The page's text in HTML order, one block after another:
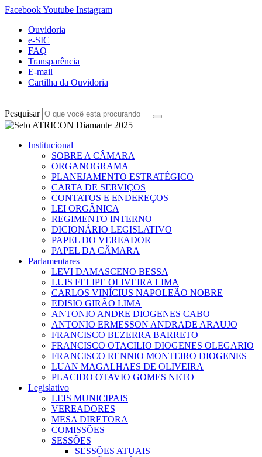
FacebookYoutube Instagram
Ouvidoria
e-SIC
FAQ
Transparência
E-mail
Cartilha da Ouvidoria
Pesquisar
Institucional
SOBRE A CÂMARA
ORGANOGRAMA
PLANEJAMENTO ESTRATÉGICO
CARTA DE SERVIÇOS
CONTATOS E ENDEREÇOS
LEI ORGÂNICA
REGIMENTO INTERNO
DICIONÁRIO LEGISLATIVO
PAPEL DO VEREADOR
PAPEL DA CÂMARA
Parlamentares
LEVI DAMASCENO BESSA
LUIS FELIPE OLIVEIRA LIMA
CARLOS VINÍCIUS NAPOLEÃO NOBRE
EDISIO GIRÃO LIMA
ANTONIO ANDRE DIOGENES CABO
ANTONIO ERMESSON ANDRADE ARAUJO
FRANCISCO BEZERRA BARRETO
FRANCISCO OTACILIO DIOGENES OLEGARIO
FRANCISCO RENNIO MONTEIRO DIOGENES
LUAN MAGALHAES DE OLIVEIRA
PLACIDO OTAVIO GOMES NETO
Legislativo
LEIS MUNICIPAIS
VEREADORES
MESA DIRETORA
COMISSÕES
SESSÕES
SESSÕES ATUAIS